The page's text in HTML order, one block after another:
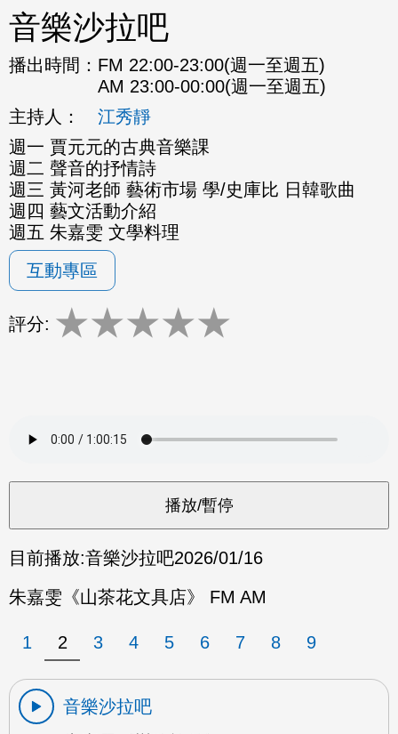
音樂沙拉吧
播出時間： FM 22:00-23:00(週一至週五)
AM 23:00-00:00(週一至週五)
主持人：
江秀靜
週一 賈元元的古典音樂課
週二 聲音的抒情詩
週三 黃河老師 藝術市場 學/史庫比 日韓歌曲
週四 藝文活動介紹
週五 朱嘉雯 文學料理
互動專區
評分: ★★★★★
目前播放:音樂沙拉吧2026/01/16
朱嘉雯《山茶花文具店》 FM AM
1 2 3 4 5 6 7 8 9
音樂沙拉吧